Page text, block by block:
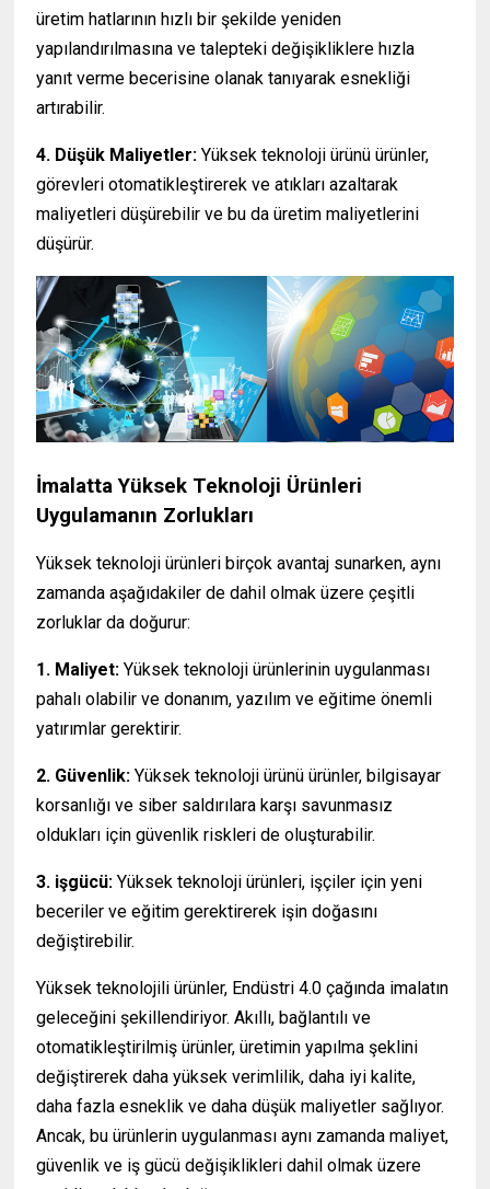
üretim hatlarının hızlı bir şekilde yeniden
yapılandırılmasına ve talepteki değişikliklere hızla
yanıt verme becerisine olanak tanıyarak esnekliği
artırabilir.
4. Düşük Maliyetler:Yüksek teknoloji ürünü ürünler,
görevleri otomatikleştirerek ve atıkları azaltarak
maliyetleri düşürebilir ve bu da üretim maliyetlerini
düşürür.
İmalatta Yüksek Teknoloji Ürünleri
Uygulamanın Zorlukları
Yüksek teknoloji ürünleri birçok avantaj sunarken, aynı
zamanda aşağıdakiler de dahil olmak üzere çeşitli
zorluklar da doğurur:
1. Maliyet:Yüksek teknoloji ürünlerinin uygulanması
pahalı olabilir ve donanım, yazılım ve eğitime önemli
yatırımlar gerektirir.
2. Güvenlik:Yüksek teknoloji ürünü ürünler, bilgisayar
korsanlığı ve siber saldırılara karşı savunmasız
oldukları için güvenlik riskleri de oluşturabilir.
3. işgücü:Yüksek teknoloji ürünleri, işçiler için yeni
beceriler ve eğitim gerektirerek işin doğasını
değiştirebilir.
Yüksek teknolojili ürünler, Endüstri 4.0 çağında imalatın
geleceğini şekillendiriyor. Akıllı, bağlantılı ve
otomatikleştirilmiş ürünler, üretimin yapılma şeklini
değiştirerek daha yüksek verimlilik, daha iyi kalite,
daha fazla esneklik ve daha düşük maliyetler sağlıyor.
Ancak, bu ürünlerin uygulanması aynı zamanda maliyet,
güvenlik ve iş gücü değişiklikleri dahil olmak üzere